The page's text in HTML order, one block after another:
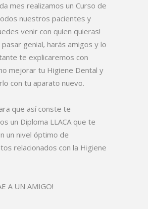
mes realizamos un Curso de
nuestros pacientes y
venir con quien quieras!
genial, harás amigos y lo
te explicaremos con
mejorar tu Higiene Dental y
con tu aparato nuevo.
que así conste te
un Diploma LLACA que te
un nivel óptimo de
relacionados con la Higiene
A UN AMIGO!